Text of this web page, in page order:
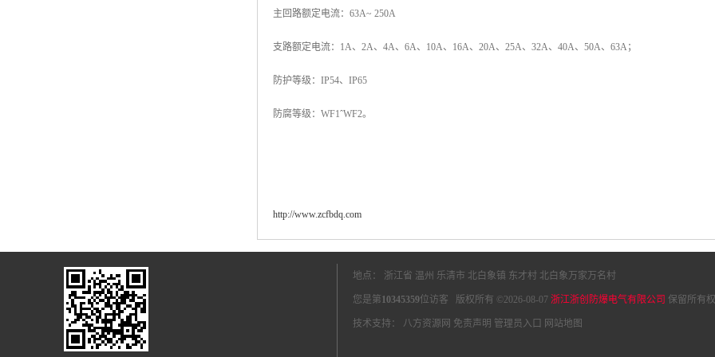
主回路额定电流：63A~ 250A
支路额定电流：1A、2A、4A、6A、10A、16A、20A、25A、32A、40A、50A、63A；
防护等级：IP54、IP65
防腐等级：WF1ˆWF2。
http://www.zcfbdq.com
地点： 浙江省 温州 乐清市 北白象镇 东才村 北白象万家万名村
您是第10345359位访客 版权所有 ©2026-08-07 浙江浙创防爆电气有限公司 保留所有
技术支持： 八方资源网 免责声明 管理员入口 网站地图